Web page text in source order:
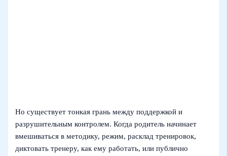
Но существует тонкая грань между поддержкой и
разрушительным контролем. Когда родитель начинает
вмешиваться в методику, режим, расклад тренировок,
диктовать тренеру, как ему работать, или публично